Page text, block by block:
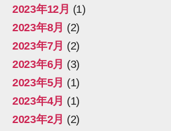
2023年12月 (1)
2023年8月 (2)
2023年7月 (2)
2023年6月 (3)
2023年5月 (1)
2023年4月 (1)
2023年2月 (2)